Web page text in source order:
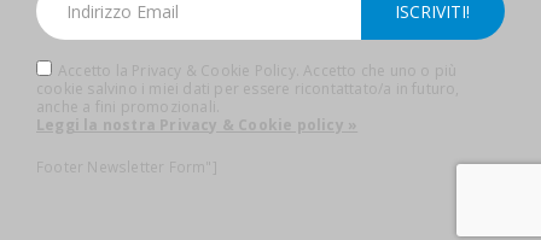
Accetto la Privacy & Cookie Policy. Accetto che uno o più
cookie salvino i miei dati per essere ricontattato/a in futuro,
anche a fini promozionali.
Leggi la nostra Privacy & Cookie policy »
Footer Newsletter Form"]